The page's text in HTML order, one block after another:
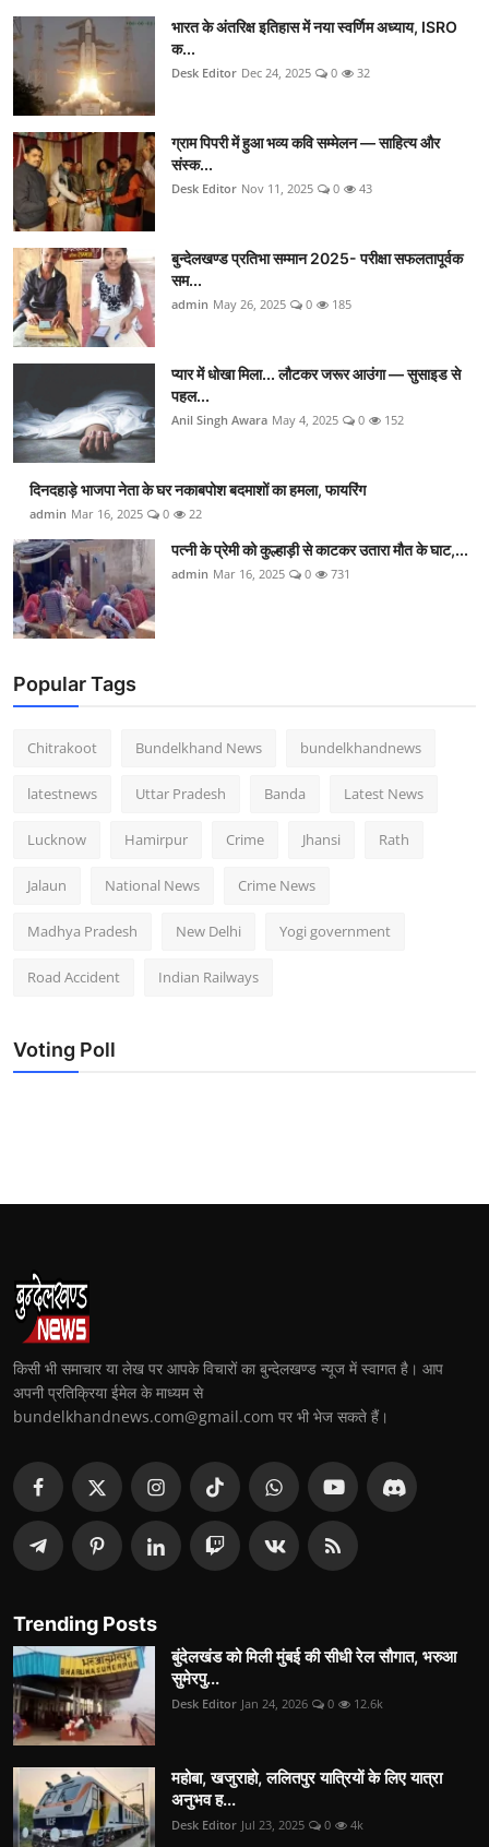
भारत के अंतरिक्ष इतिहास में नया स्वर्णिम अध्याय, ISRO
क...
Desk Editor Dec 24, 2025 0 32
ग्राम पिपरी में हुआ भव्य कवि सम्मेलन — साहित्य और
संस्क...
Desk Editor Nov 11, 2025 0 43
बुन्देलखण्ड प्रतिभा सम्मान 2025- परीक्षा सफलतापूर्वक
सम...
admin May 26, 2025 0 185
प्यार में धोखा मिला... लौटकर जरूर आउंगा — सुसाइड से
पहल...
Anil Singh Awara May 4, 2025 0 152
दिनदहाड़े भाजपा नेता के घर नकाबपोश बदमाशों का हमला, फायरिंग
admin Mar 16, 2025 0 22
पत्नी के प्रेमी को कुल्हाड़ी से काटकर उतारा मौत के घाट,...
admin Mar 16, 2025 0 731
Popular Tags
Chitrakoot Bundelkhand News bundelkhandnews
latestnews Uttar Pradesh Banda Latest News
Lucknow Hamirpur Crime Jhansi Rath
Jalaun National News Crime News
Madhya Pradesh New Delhi Yogi government
Road Accident Indian Railways
Voting Poll
किसी भी समाचार या लेख पर आपके विचारों का बुन्देलखण्ड न्यूज में स्वागत है। आप
अपनी प्रतिक्रिया ईमेल के माध्यम से
bundelkhandnews.com@gmail.com पर भी भेज सकते हैं।
Trending Posts
बुंदेलखंड को मिली मुंबई की सीधी रेल सौगात, भरुआ
सुमेरपु...
Desk Editor Jan 24, 2026 0 12.6k
महोबा, खजुराहो, ललितपुर यात्रियों के लिए यात्रा
अनुभव ह...
Desk Editor Jul 23, 2025 0 4k